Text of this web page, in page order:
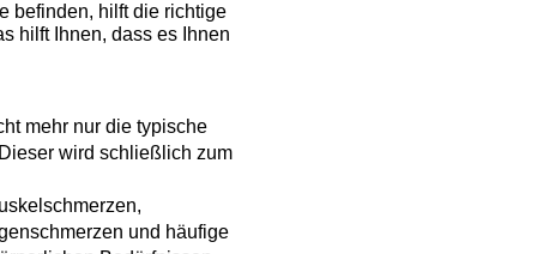
befinden, hilft die richtige
hilft Ihnen, dass es Ihnen
mehr nur die typische
wird schließlich zum
und häufige